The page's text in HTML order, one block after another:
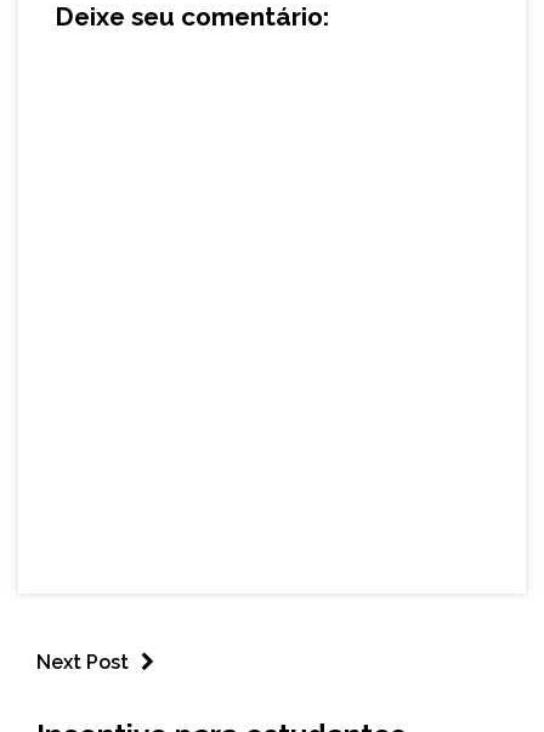
Deixe seu comentário:
Next Post